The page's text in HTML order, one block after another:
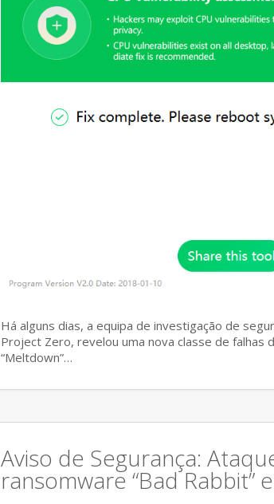
Há alguns dias, a equipa de investigação de
Project Zero, revelou uma nova classe de falhas
“Meltdown”…
Aviso de Segurança:
ransomware “Bad Rabbit”